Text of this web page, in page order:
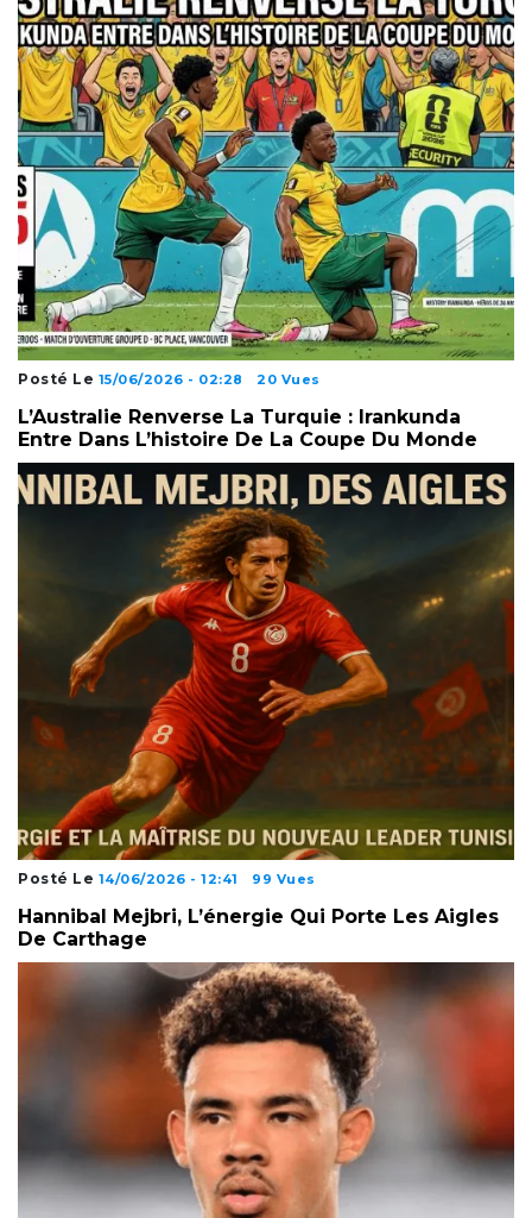
Posté Le 15/06/2026 - 02:28 20 Vues
L’Australie Renverse La Turquie : Irankunda
Entre Dans L’histoire De La Coupe Du Monde
Posté Le 14/06/2026 - 12:41 99 Vues
Hannibal Mejbri, L’énergie Qui Porte Les Aigles
De Carthage